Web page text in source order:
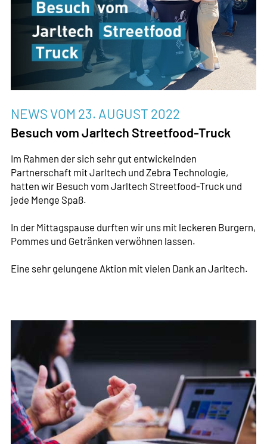
NEWS VOM 23. AUGUST 2022
Besuch vom Jarltech Streetfood-Truck
Im Rahmen der sich sehr gut entwickelnden
Partnerschaft mit Jarltech und Zebra Technologie,
hatten wir Besuch vom Jarltech Streetfood-Truck und
jede Menge Spaß.
In der Mittagspause durften wir uns mit leckeren Burgern,
Pommes und Getränken verwöhnen lassen.
Eine sehr gelungene Aktion mit vielen Dank an Jarltech.